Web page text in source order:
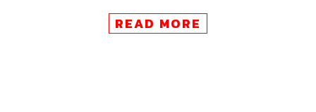
สุวรรณ แทนสถิตย์ ธนาคารกรุงเทพ
อัตราดอกเบี้ยเงินฝากREAD MORE